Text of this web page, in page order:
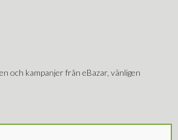
och kampanjer från eBazar, vänligen